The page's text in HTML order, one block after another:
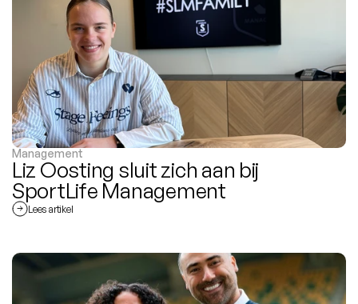
Management
Liz Oosting sluit zich aan bij
SportLife Management
Lees artikel